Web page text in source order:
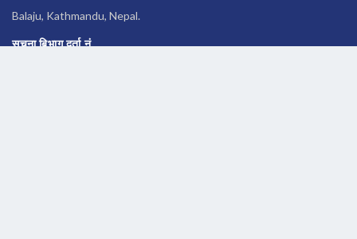
Balaju, Kathmandu, Nepal.
सूचना बिभाग दर्ता नं